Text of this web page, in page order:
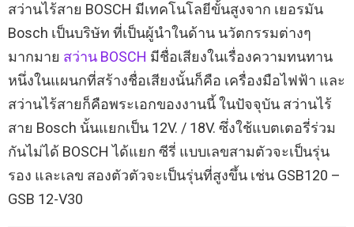
สว่านไร้สาย BOSCH มีเทคโนโลยีขั้นสูงจาก เยอรมัน
Bosch เป็นบริษัท ที่เป็นผู้นำในด้าน นวัตกรรมต่างๆ
มากมาย สว่าน BOSCH มีชื่อเสียงในเรื่องความทนทาน
หนึ่งในแผนกที่สร้างชื่อเสียงนั้นก็คือ เครื่องมือไฟฟ้า และ
สว่านไร้สายก็คือพระเอกของงานนี้ ในปัจจุบัน สว่านไร้
สาย Bosch นั้นแยกเป็น 12V. / 18V. ซึ่งใช้แบตเตอรี่ร่วม
กันไม่ได้ BOSCH ได้แยก ซีรี่ แบบเลขสามตัวจะเป็นรุ่น
รอง และเลข สองตัวตัวจะเป็นรุ่นที่สูงขึ้น เช่น GSB120 –
GSB 12-V30